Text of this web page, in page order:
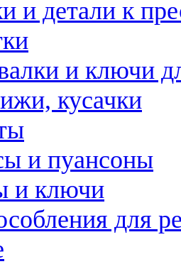
и детали к
и ключи
кусачки
и пуансоны
и ключи
для